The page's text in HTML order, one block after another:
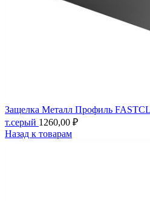
Защелка Металл Профиль
т.серый 1260,00 ₽
Назад к товарам